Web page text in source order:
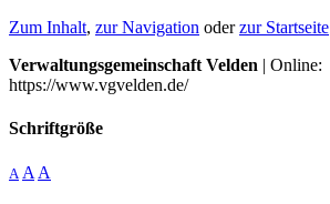
Zum Inhalt, zur Navigation oderzur Startseite
Verwaltungsgemeinschaft Velden | Online:
https://www.vgvelden.de/
Schriftgröße
A A A